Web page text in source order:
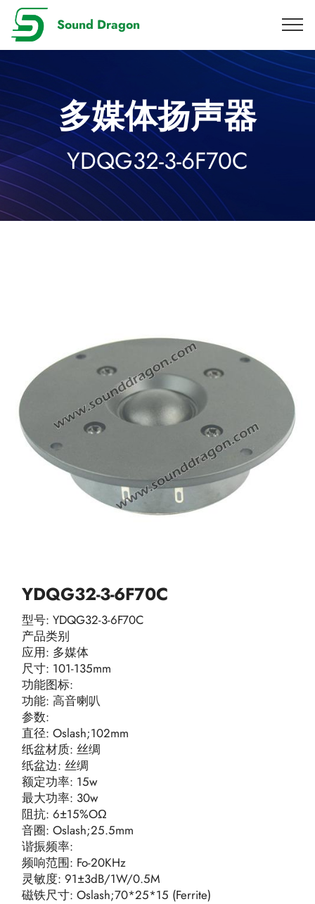
Sound Dragon
多媒体扬声器
YDQG32-3-6F70C
YDQG32-3-6F70C
型号: YDQG32-3-6F70C
产品类别
应用: 多媒体
尺寸: 101-135mm
功能图标:
功能: 高音喇叭
参数:
直径: Oslash;102mm
纸盆材质: 丝绸
纸盆边: 丝绸
额定功率: 15w
最大功率: 30w
阻抗: 6±15%OΩ
音圈: Oslash;25.5mm
谐振频率:
频响范围: Fo-20KHz
灵敏度: 91±3dB/1W/0.5M
磁铁尺寸: Oslash;70*25*15 (Ferrite)